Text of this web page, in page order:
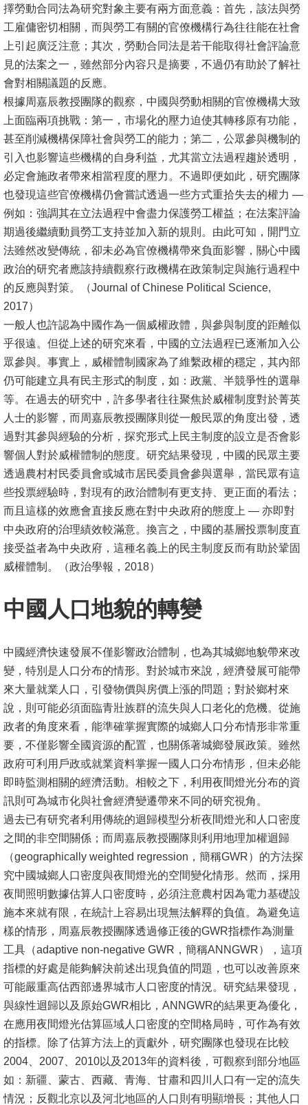
擇勞動合同法為研究對象主要有兩方面意義：首先，該法與勞
工雇傭密切相關，而與勞工有關的官僚機構行為往往能在社會
上引起廣泛注意；其次，勞動合同法是若干能取得社會評論意
見的法案之一，雖然部分內容只是摘要，不過仍有助於了解社
會對相關議題的反應。
根據周嘉辰教授團隊的觀察，中國與勞動相關的官僚機構大致
上面臨兩項挑戰：第一，市場化的壓力迫使其轉移原有功能，
甚至削減機構保障社會與勞工的能力；第二，公眾參與機制的
引入也影響這些機構的自身利益，尤其當立法過程趨於透明，
必定會施政者帶來相當程度的壓力。不過即便如此，研究團隊
也發現這些官僚機構仍會嘗試透過一些方式重拾失去的權力 —
例如：強調其在立法過程中會盡力保護勞工權益；在法案評論
期過後繼續動員勞工支持並加入新的規則。由此可知，開門立
法雖然改變傳統，卻未必為官僚機構帶來負面影響，關心中國
政治的研究者應該持續觀察行政機構在政策制定與施行過程中
的反應與對策。（Journal of Chinese Political Science,
2017）
一般人也許認為中國作為一個威權政體，與參與制度的距離似
乎很遠。但從上述的研究來看，中國的立法過程已逐漸加入公
眾參與。事實上，威權體制國家為了維繫政權的穩定，其內部
仍可能建立具有民主形式的制度，如：政黨、半競爭性的選舉
等。在過去的研究中，許多學者往往聚焦於威權制度對於菁英
人士的影響，而周嘉辰教授團隊則從一般民眾的角度出發，透
過對其參與經驗的分析，探究形式上民主制度的設立是否會影
響個人對於威權體制的態度。研究結果發現，中國的民眾主要
透過農村村民委員會或城市居民委員會參與選舉，當民眾有這
些投票經驗時，對現有的政治體制有更支持、更正面的看法；
而且這樣的效應會直接反應在對中央政府的態度上 — 亦即對
中央政府的治理績效較滿意。換言之，中國的基層投票制度直
接受益者為中央政府，這種名義上的民主制度反而有助於鞏固
威權體制。（政治學報，2018）
中國人口地貌的轉變
中國經濟快速發展不僅影響政治體制，也為其城鄉地貌帶來改
變，特別是人口分布的情形。對於城市來說，經濟發展可能帶
來大量就業人口，引發物價與房價上漲的問題；對於鄉村來
說，則可能必須面臨青壯族群的流失與人口老化的危機。從施
政者的角度來看，能準確掌握實際的城鄉人口分布情形非常重
要，不僅影響全國資源的配置，也關係著城鄉發展政策。雖然
政府可利用戶政或就業資料掌握一國人口分布情形，但未必能
即時監測相關的經濟活動。相較之下，利用夜間燈光分布的資
訊則可為城市化與社會經濟變遷帶來不同的研究視角。
過去已有研究者利用傳統的迴歸模型分析夜間燈光和人口密度
之間的非空間關係；而周嘉辰教授團隊則利用地理加權迴歸
（geographically weighted regression，簡稱GWR）的方法探
究中國城鄉人口密度與夜間燈光的空間變化情形。然而，採用
夜間照明數據估算人口密度時，必須注意農村因為電力基礎設
施本來就有限，在統計上容易出現無法解釋的負值。為避免這
樣的情形，周嘉辰教授團隊透過修正後的GWR指標作為測量
工具（adaptive non-negative GWR，簡稱ANNGWR），這項
指標的好處是能夠解決前述出現負值的問題，也可以改善原來
可能嚴重高估西部邊界城市人口密度的情況。研究結果發現，
與線性迴歸以及原始GWR相比，ANNGWR的結果更為優化，
在應用夜間燈光估算區域人口密度的空間格局時，可作為有效
的指標。除了估算方法上的貢獻外，研究團隊也發現在比較
2004、2007、2010以及2013年的資料後，可觀察到部分地區
如：新疆、蒙古、西藏、青海、甘肅和四川人口有一定的流失
情況；反觀北京以及河北地區的人口則有明顯增長；其他人口